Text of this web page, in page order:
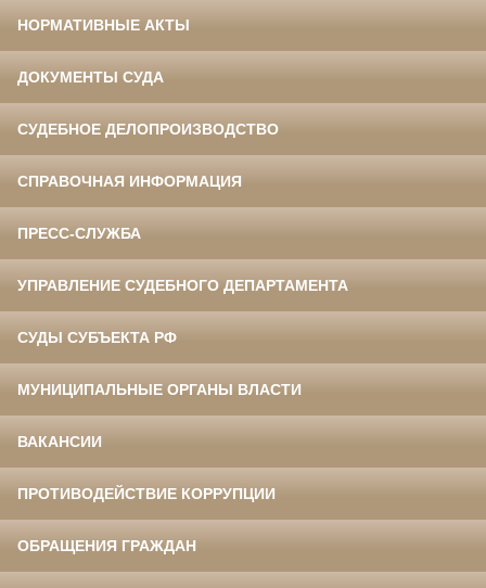
НОРМАТИВНЫЕ АКТЫ
ДОКУМЕНТЫ СУДА
СУДЕБНОЕ ДЕЛОПРОИЗВОДСТВО
СПРАВОЧНАЯ ИНФОРМАЦИЯ
ПРЕСС-СЛУЖБА
УПРАВЛЕНИЕ СУДЕБНОГО ДЕПАРТАМЕНТА
СУДЫ СУБЪЕКТА РФ
МУНИЦИПАЛЬНЫЕ ОРГАНЫ ВЛАСТИ
ВАКАНСИИ
ПРОТИВОДЕЙСТВИЕ КОРРУПЦИИ
ОБРАЩЕНИЯ ГРАЖДАН